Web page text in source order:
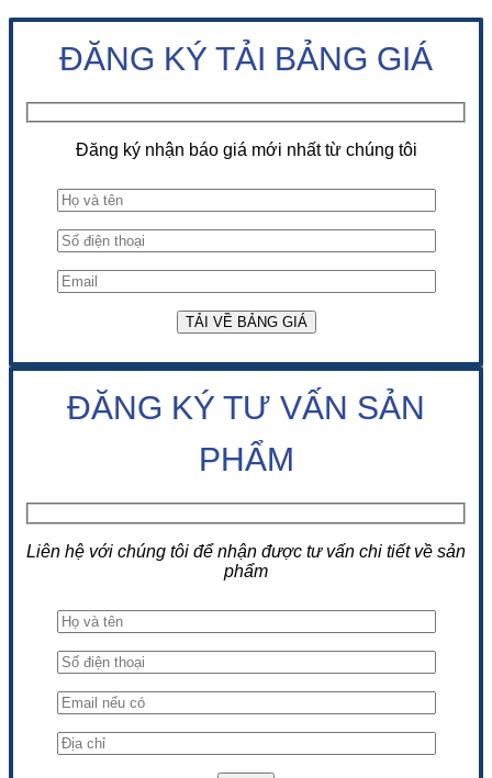
ĐĂNG KÝ TẢI BẢNG GIÁ
Đăng ký nhận báo giá mới nhất từ chúng tôi
ĐĂNG KÝ TƯ VẤN SẢN
PHẨM
Liên hệ với chúng tôi để nhận được tư vấn chi tiết về sản
phẩm